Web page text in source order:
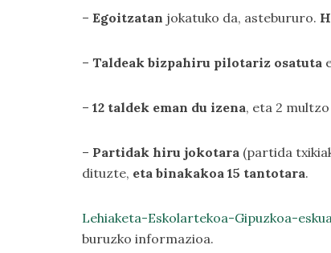
– Egoitzatan jokatuko da, astebururo.
– Taldeak bizpahiru pilotariz osatuta
– 12 taldek eman du izena, eta 2
– Partidak hiru jokotara (partida
dituzte, eta binakakoa 15 tantotara.
Lehiaketa-Eskolartekoa-Gipuzkoa-
buruzko informazioa.